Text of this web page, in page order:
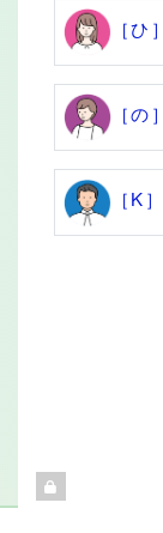
［ひ］
［の］
［K］